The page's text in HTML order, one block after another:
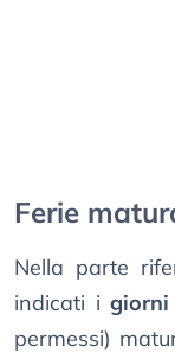
Ferie
Nella parte
indicati igiorni
permessi)